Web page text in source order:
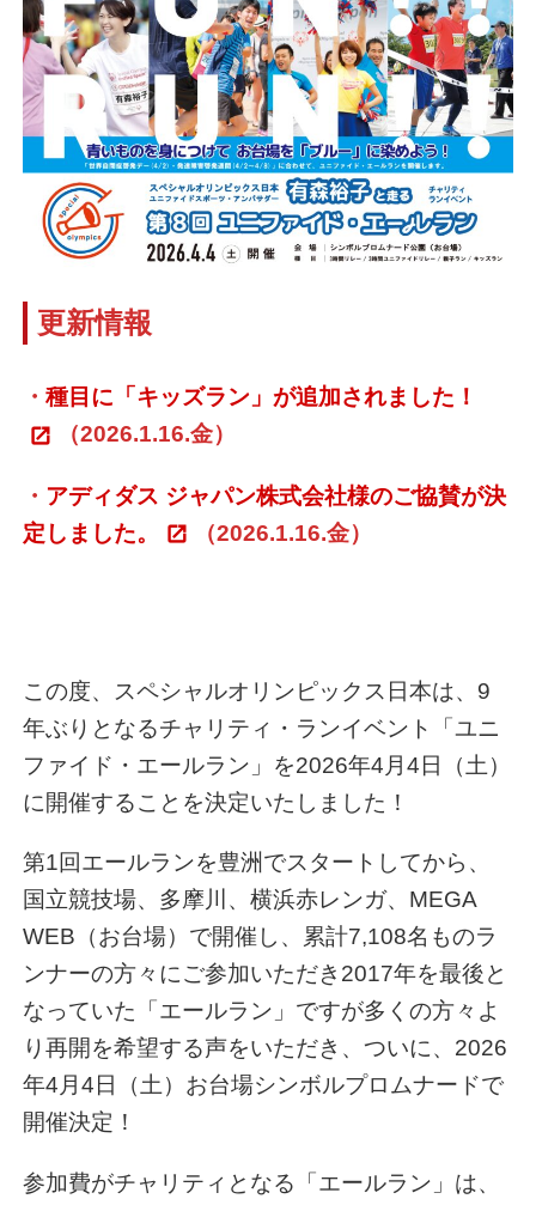
更新情報
・種目に「キッズラン」が追加されました！
（2026.1.16.金）
・ アディダス ジャパン株式会社様のご協賛が決
定しました。
（2026.1.16.金）
この度、スペシャルオリンピックス日本は、9
年ぶりとなるチャリティ・ランイベント「ユニ
ファイド・エールラン」を2026年4月4日（土）
に開催することを決定いたしました！
第1回エールランを豊洲でスタートしてから、
国立競技場、多摩川、横浜赤レンガ、MEGA
WEB（お台場）で開催し、累計7,108名ものラ
ンナーの方々にご参加いただき2017年を最後と
なっていた「エールラン」ですが多くの方々よ
り再開を希望する声をいただき、ついに、2026
年4月4日（土）お台場シンボルプロムナードで
開催決定！
参加費がチャリティとなる「エールラン」は、